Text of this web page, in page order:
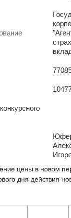
цены в новом
дня действия